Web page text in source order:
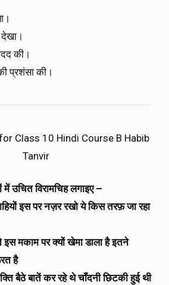
की।
प्रशंसा की।
Class 10 Hindi Course B Habib
Tanvir
में उचित विरामचिह लगाइए –
इस पर नज़र रखो ये किस तरफ़ जा रहा
मकाम पर क्यों खेमा डाला है इतने
है
बैठे बातें कर रहे थे चाँदनी छिटकी हुई थी